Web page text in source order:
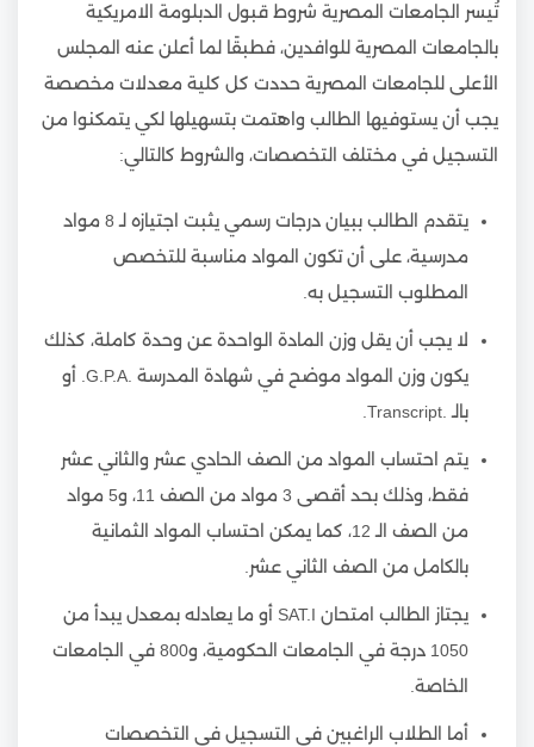
تُيسر الجامعات المصرية شروط قبول الدبلومة الامريكية
بالجامعات المصرية للوافدين، فطبقًا لما أعلن عنه المجلس
الأعلى للجامعات المصرية حددت كل كلية معدلات مخصصة
يجب أن يستوفيها الطالب واهتمت بتسهيلها لكي يتمكنوا من
التسجيل في مختلف التخصصات، والشروط كالتالي:
يتقدم الطالب ببيان درجات رسمي يثبت اجتيازه لـ 8 مواد
مدرسية، على أن تكون المواد مناسبة للتخصص
المطلوب التسجيل به.
لا يجب أن يقل وزن المادة الواحدة عن وحدة كاملة، كذلك
يكون وزن المواد موضح في شهادة المدرسة .G.P.A. أو
بالـ .Transcript.
يتم احتساب المواد من الصف الحادي عشر والثاني عشر
فقط، وذلك بحد أقصى 3 مواد من الصف 11، و5 مواد
من الصف الـ 12، كما يمكن احتساب المواد الثمانية
بالكامل من الصف الثاني عشر.
يجتاز الطالب امتحان SAT.I أو ما يعادله بمعدل يبدأ من
1050 درجة في الجامعات الحكومية، و800 في الجامعات
الخاصة.
أما الطلاب الراغبين في التسجيل في التخصصات